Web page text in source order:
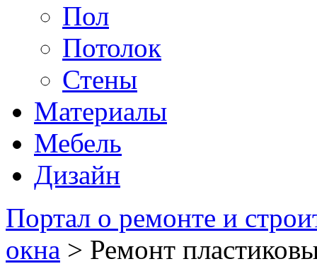
Пол
Потолок
Стены
Материалы
Мебель
Дизайн
Портал о ремонте и
окна > Ремонт